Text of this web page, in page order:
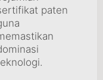
paten